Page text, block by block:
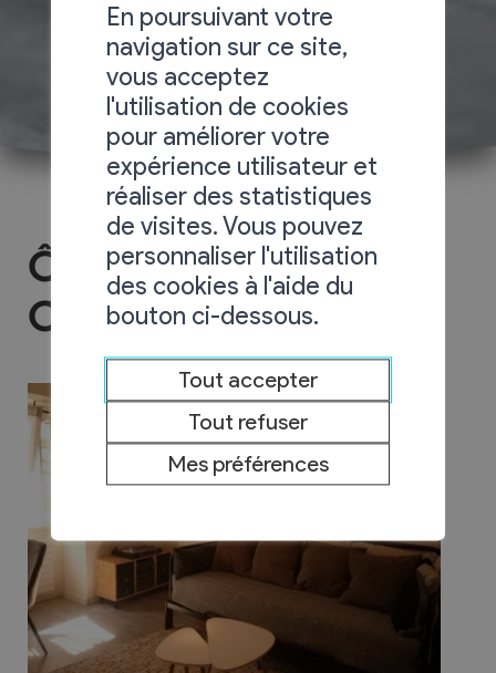
Ô Roupillon - Chez
Carol
En poursuivant votre
navigation sur ce site,
vous acceptez
l'utilisation de cookies
pour améliorer votre
expérience utilisateur et
réaliser des statistiques
de visites. Vous pouvez
personnaliser l'utilisation
des cookies à l'aide du
bouton ci-dessous.
Tout accepter
Tout refuser
Mes préférences